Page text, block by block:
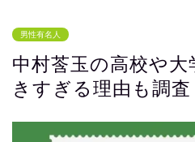
男性有名人
中村莟玉の高校や
きすぎる理由も調査